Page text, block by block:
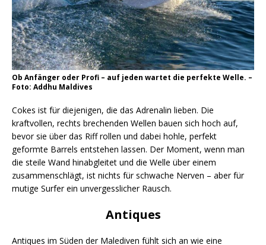
Ob Anfänger oder Profi – auf jeden wartet die perfekte Welle. –
Foto: Addhu Maldives
Cokes ist für diejenigen, die das Adrenalin lieben. Die
kraftvollen, rechts brechenden Wellen bauen sich hoch auf,
bevor sie über das Riff rollen und dabei hohle, perfekt
geformte Barrels entstehen lassen. Der Moment, wenn man
die steile Wand hinabgleitet und die Welle über einem
zusammenschlägt, ist nichts für schwache Nerven – aber für
mutige Surfer ein unvergesslicher Rausch.
Antiques
Antiques im Süden der Malediven fühlt sich an wie eine